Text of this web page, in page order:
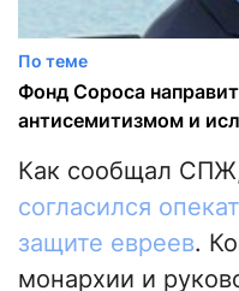
По теме
Фонд Сороса
антисемитизмом и
Как сообщал
согласился
защите евреев.
монархии и